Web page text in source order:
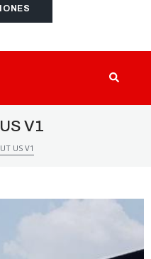
V1
US V1